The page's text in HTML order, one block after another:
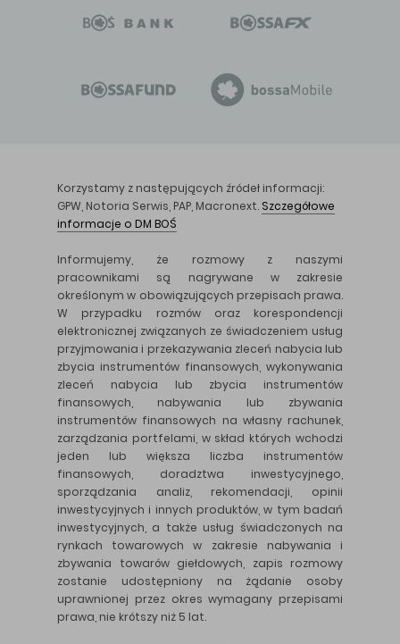
Korzystamy z następujących źródeł informacji:
GPW, Notoria Serwis, PAP, Macronext. Szczegółowe
informacje o DM BOŚ
Informujemy, że rozmowy z naszymi
pracownikami są nagrywane w zakresie
określonym w obowiązujących przepisach prawa.
W przypadku rozmów oraz korespondencji
elektronicznej związanych ze świadczeniem usług
przyjmowania i przekazywania zleceń nabycia lub
zbycia instrumentów finansowych, wykonywania
zleceń nabycia lub zbycia instrumentów
finansowych, nabywania lub zbywania
instrumentów finansowych na własny rachunek,
zarządzania portfelami, w skład których wchodzi
jeden lub większa liczba instrumentów
finansowych, doradztwa inwestycyjnego,
sporządzania analiz, rekomendacji, opinii
inwestycyjnych i innych produktów, w tym badań
inwestycyjnych, a także usług świadczonych na
rynkach towarowych w zakresie nabywania i
zbywania towarów giełdowych, zapis rozmowy
zostanie udostępniony na żądanie osoby
uprawnionej przez okres wymagany przepisami
prawa, nie krótszy niż 5 lat.